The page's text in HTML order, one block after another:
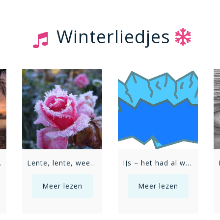
Winterliedjes
zon Lente, lente, wees niet bang
Meer lezen
IJs – het had al wat gevroren (versie 3)
Meer lezen